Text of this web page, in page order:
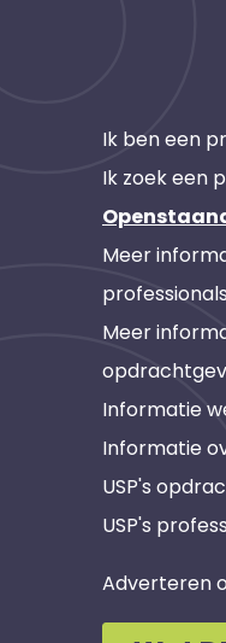
Ik ben een
Ik zoek een
Meer
professionals
Meer
Informatie
Informatie
USP's
USP's
Adverteren